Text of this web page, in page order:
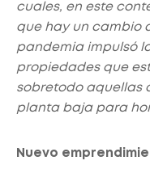
cuales, en este
que hay un cambio
pandemia impulsó
propiedades que
sobretodo aquellas
planta baja para
Nuevo